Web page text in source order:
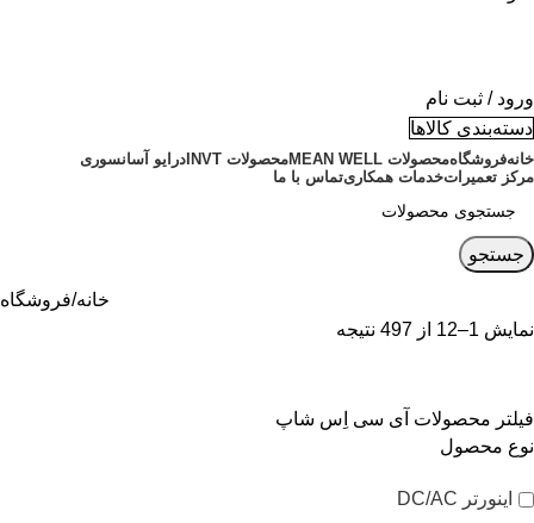
ورود / ثبت نام
دسته‌بندی کالاها
خانهفروشگاهمحصولات MEAN WELL محصولات INVT
درایو آسانسوری
مرکز تعمیراتخدمات همکاریتماس با ما
جستجو
خانه فروشگاه
نمایش 1–12 از 497 نتیجه
فیلتر محصولات آی سی اِس شاپ
نوع محصول
اینورتر DC/AC